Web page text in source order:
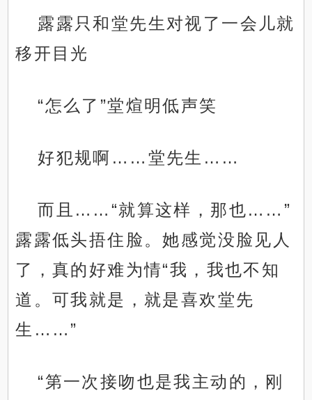
露露只和堂先生对视了一会儿就
移开目光
“怎么了”堂煊明低声笑
好犯规啊……堂先生……
而且……“就算这样，那也……”
露露低头捂住脸。她感觉没脸见人
了，真的好难为情“我，我也不知
道。可我就是，就是喜欢堂先
生……”
“第一次接吻也是我主动的，刚